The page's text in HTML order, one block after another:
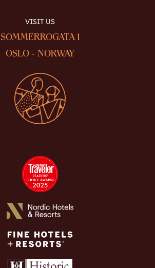
VISIT US
SOMMERROGATA 1
OSLO - NORWAY